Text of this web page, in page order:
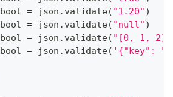
bool = json . validate( "1.20" )
bool = json . validate( "null" )
bool = json . validate( "[0, 1, 2]"
bool = json . validate( '{"key":